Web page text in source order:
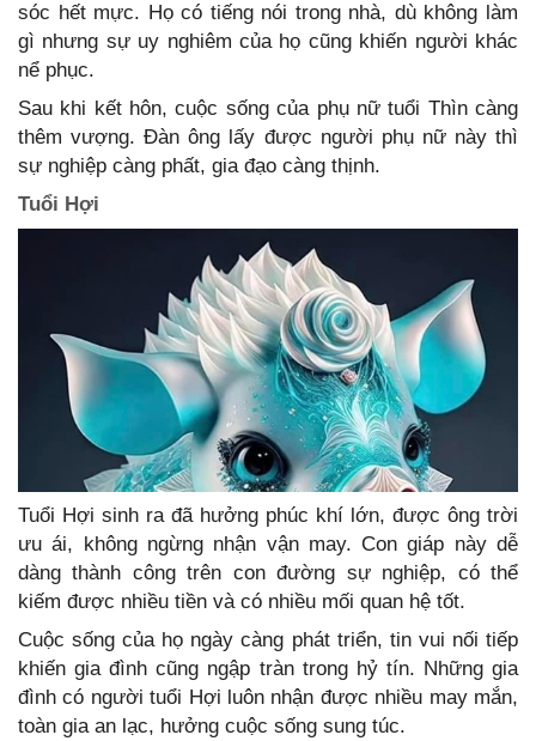
sóc hết mực. Họ có tiếng nói trong nhà, dù không làm
gì nhưng sự uy nghiêm của họ cũng khiến người khác
nể phục.
Sau khi kết hôn, cuộc sống của phụ nữ tuổi Thìn càng
thêm vượng. Đàn ông lấy được người phụ nữ này thì
sự nghiệp càng phất, gia đạo càng thịnh.
Tuổi Hợi
Tuổi Hợi sinh ra đã hưởng phúc khí lớn, được ông trời
ưu ái, không ngừng nhận vận may. Con giáp này dễ
dàng thành công trên con đường sự nghiệp, có thể
kiếm được nhiều tiền và có nhiều mối quan hệ tốt.
Cuộc sống của họ ngày càng phát triển, tin vui nối tiếp
khiến gia đình cũng ngập tràn trong hỷ tín. Những gia
đình có người tuổi Hợi luôn nhận được nhiều may mắn,
toàn gia an lạc, hưởng cuộc sống sung túc.